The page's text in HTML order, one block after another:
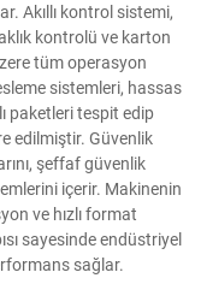
Akıllı kontrol sistemi,
kontrolü ve karton
tüm operasyon
sistemleri, hassas
paketleri tespit edip
edilmiştir. Güvenlik
şeffaf güvenlik
içerir. Makinenin
ve hızlı format
sayesinde endüstriyel
sağlar.